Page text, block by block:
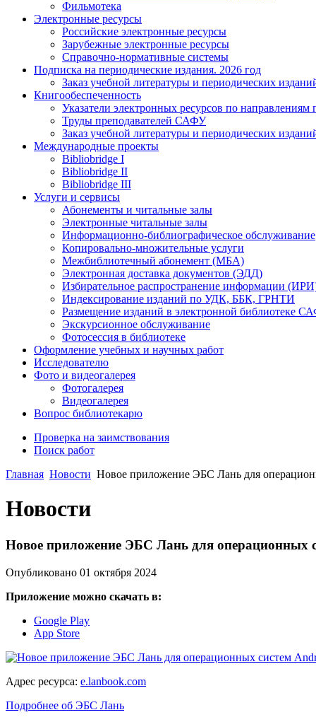
Фильмотека
Электронные ресурсы
Российские электронные ресурсы
Зарубежные электронные ресурсы
Справочно-нормативные системы
Подписка на периодические издания. 2026 год
Заказ учебной литературы и периодических
Книгообеспеченность
Указатели электронных ресурсов по направлениям
Труды преподавателей САФУ
Заказ учебной литературы и периодических
Международные проекты
Bibliobridge I
Bibliobridge II
Bibliobridge III
Услуги и сервисы
Абонементы и читальные залы
Электронные читальные залы
Информационно-библиографическое обслуживание
Копировально-множительные услуги
Межбиблиотечный абонемент (МБА)
Электронная доставка документов (ЭДД)
Избирательное распространение информации
Индексирование изданий по УДК, ББК, ГРНТИ
Размещение изданий в электронной библиотеке
Экскурсионное обслуживание
Фотосессия в библиотеке
Оформление учебных и научных работ
Исследователю
Фото и видеогалерея
Фотогалерея
Видеогалерея
Вопрос библиотекарю
Проверка на заимствования
Поиск работ
Главная Новости Новое приложение ЭБС Лань для
Новости
Новое приложение ЭБС Лань для операционных
Опубликовано 01 октября 2024
Приложение можно скачать в:
Google Play
App Store
Адрес ресурса: e.lanbook.com
Подробнее об ЭБС Лань